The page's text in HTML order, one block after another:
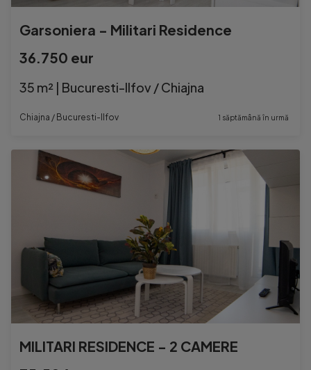
Garsoniera - Militari Residence
36.750 eur
35 m² | Bucuresti-Ilfov / Chiajna
Chiajna / Bucuresti-Ilfov 1 săptămână în urmă
MILITARI RESIDENCE - 2 CAMERE